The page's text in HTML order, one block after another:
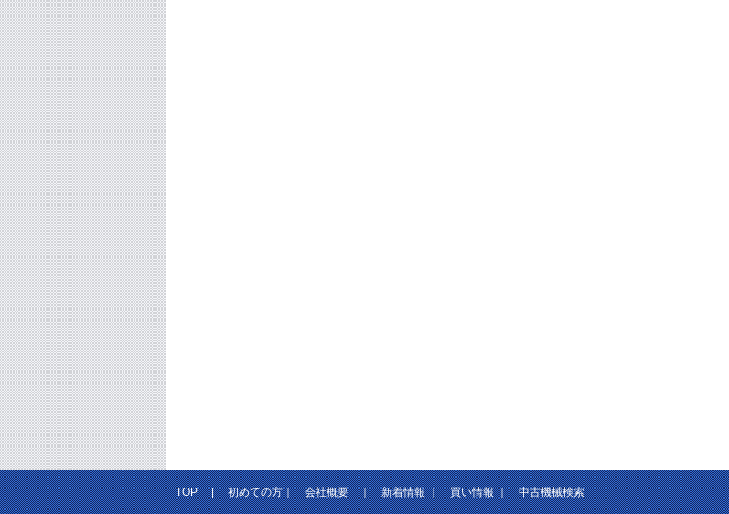
TOP|初めての方｜会社概要｜新着情報｜買い情報｜中古機械検索